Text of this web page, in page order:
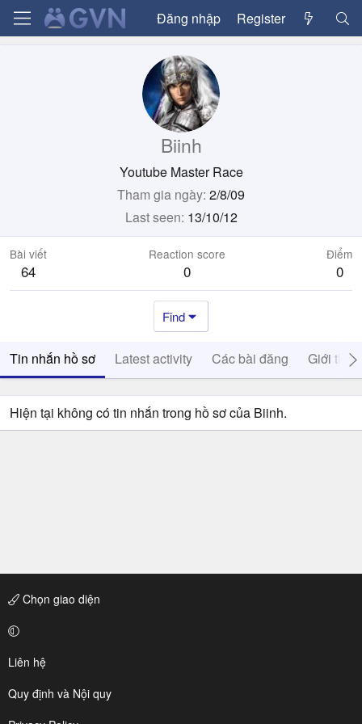
Đăng nhập Register
Biinh
Youtube Master Race
Tham gia ngày 2/8/09
Last seen 13/10/12
Bài viết
64
Reaction score
0
Điểm
0
Find
Tin nhắn hồ sơ Latest activity Các bài đăng Giới thiệu
Hiện tại không có tin nhắn trong hồ sơ của Biinh.
Chọn giao diện
Liên hệ
Quy định và Nội quy